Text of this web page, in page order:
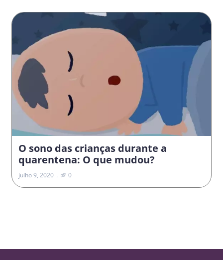
O sono das crianças durante a
quarentena: O que mudou?
julho 9, 2020 0